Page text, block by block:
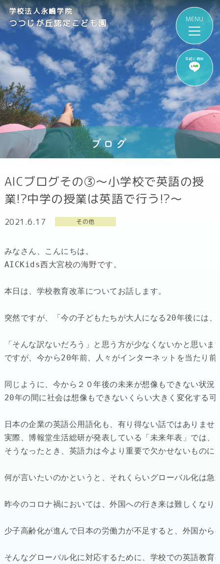
気軽に質問
学校法人永嶋学院
つつじが丘認定こども園
ブログ
AICブログその③～小学校で英語の授
業!?中学の授業は英語で行う!?～
2021.6.17 その他
みなさん、こんにちは。
AICKids西大宮校の海野です。
本日は、学校教育改革についてお話します。
突然ですが、「今の子どもたちが大人になる20年後には
「そんな訳ないだろう」と思う方が少なくないかと思いま
ですが、今から20年前、人々がインターネットを当たり
同じように、今から２０年後の未来が想像もできない状
20年の間に社会は想像もできないくらい大きく変化する
日本の企業の英語公用語化も、有り得ない話ではありませ
実際、博報堂生活総研が発表している「未来年表」では
そうなったとき、英語力は今より重要で欠かせないものに
何が言いたいのかというと、それくらいグローバル化は急
昨今のコロナ禍においては、外国への行き来は難しくな
少子高齢化が進んで日本の労働力が不足すると、外国か
そんなグローバル化に対応するために、学校での英語教育